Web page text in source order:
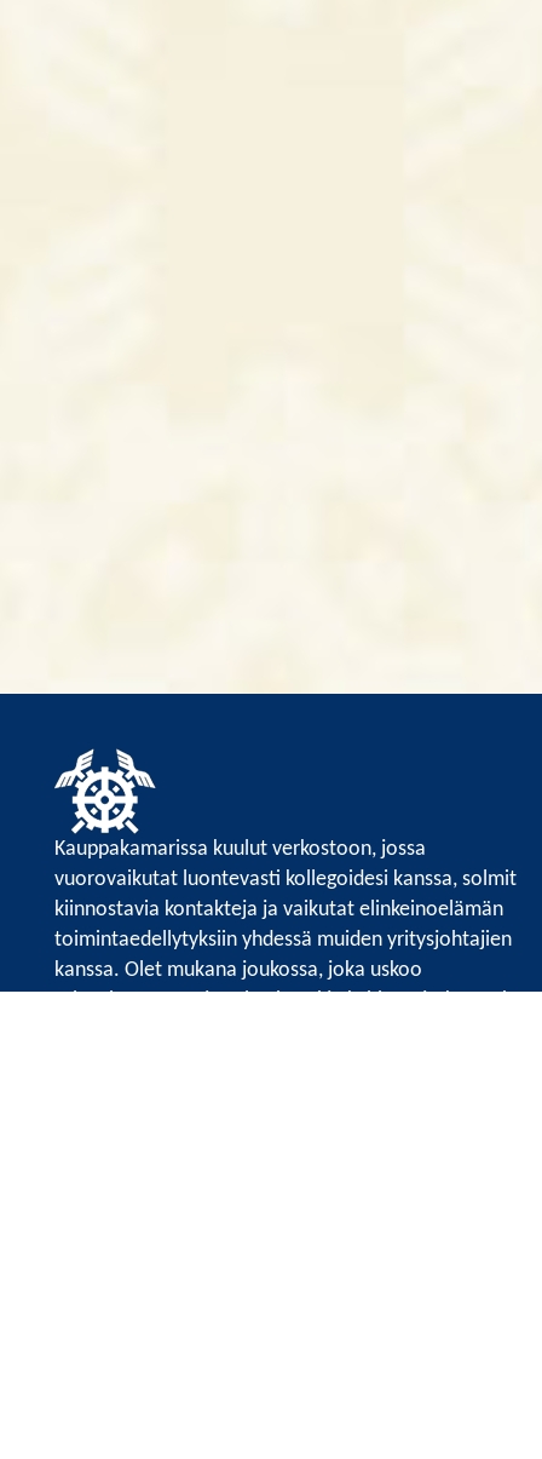
Kauppakamarissa kuulut verkostoon, jossa
vuorovaikutat luontevasti kollegoidesi kanssa, solmit
kiinnostavia kontakteja ja vaikutat elinkeinoelämän
toimintaedellytyksiin yhdessä muiden yritysjohtajien
kanssa. Olet mukana joukossa, joka uskoo